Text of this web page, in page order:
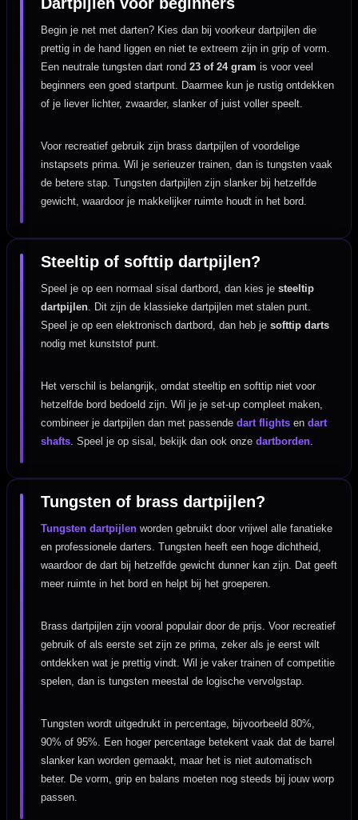
Begin je net met darten? Kies dan bij voorkeur dartpijlen die
prettig in de hand liggen en niet te extreem zijn in grip of vorm.
Een neutrale tungsten dart rond23 of 24 gram is voor veel
beginners een goed startpunt. Daarmee kun je rustig ontdekken
of je liever lichter, zwaarder, slanker of juist voller speelt.
Voor recreatief gebruik zijn brass dartpijlen of voordelige
instapsets prima. Wil je serieuzer trainen, dan is tungsten vaak
de betere stap. Tungsten dartpijlen zijn slanker bij hetzelfde
gewicht, waardoor je makkelijker ruimte houdt in het bord.
Steeltip of softtip dartpijlen?
Speel je op een normaal sisal dartbord, dan kies jesteeltip
dartpijlen. Dit zijn de klassieke dartpijlen met stalen punt.
Speel je op een elektronisch dartbord, dan heb jesofttip darts
nodig met kunststof punt.
Het verschil is belangrijk, omdat steeltip en softtip niet voor
hetzelfde bord bedoeld zijn. Wil je je set-up compleet maken,
combineer je dartpijlen dan met passendedart flights endart
shafts. Speel je op sisal, bekijk dan ook onzedartborden.
Tungsten of brass dartpijlen?
Tungsten dartpijlen worden gebruikt door vrijwel alle fanatieke
en professionele darters. Tungsten heeft een hoge dichtheid,
waardoor de dart bij hetzelfde gewicht dunner kan zijn. Dat geeft
meer ruimte in het bord en helpt bij het groeperen.
Brass dartpijlen zijn vooral populair door de prijs. Voor recreatief
gebruik of als eerste set zijn ze prima, zeker als je eerst wilt
ontdekken wat je prettig vindt. Wil je vaker trainen of competitie
spelen, dan is tungsten meestal de logische vervolgstap.
Tungsten wordt uitgedrukt in percentage, bijvoorbeeld 80%,
90% of 95%. Een hoger percentage betekent vaak dat de barrel
slanker kan worden gemaakt, maar het is niet automatisch
beter. De vorm, grip en balans moeten nog steeds bij jouw worp
passen.